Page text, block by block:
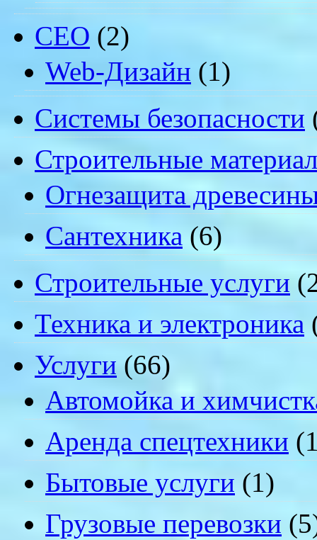
СЕО (2)
Web-Дизайн (1)
Системы безопасности
Строительные
Огнезащита
Сантехника (6)
Строительные услуги
Техника и электроника
Услуги (66)
Автомойка и
Аренда спецтехники
Бытовые услуги (1)
Грузовые перевозки